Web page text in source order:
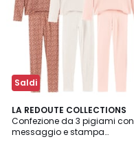
Saldi
LA REDOUTE COLLECTIONS
Confezione da 3 pigiami con
messaggio e stampa
4
/
5